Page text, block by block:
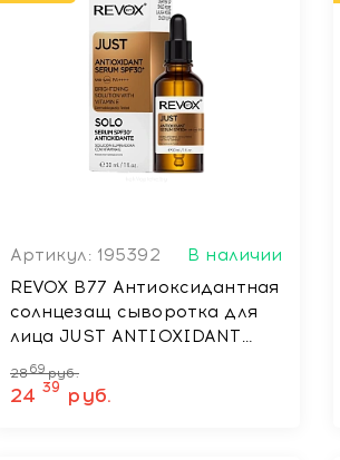
Артикул: 195392
В наличии
REVOX B77 Антиоксидантная
солнцезащ сыворотка для
лица JUST ANTIOXIDANT
SERUM SPF 30+, 30мл
2869 руб.
24 39 руб.